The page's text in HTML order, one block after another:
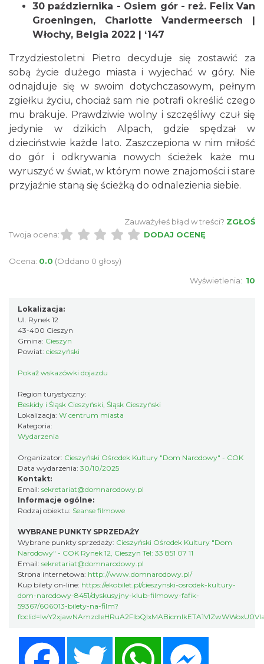
2026-08-09
0.18 km
Cieszyn
2026-08-16
0.18 km
„Daniec kontra Kryszak”
Cieszyn
0.21 km
Spektakl "Tajemnica 16. piętra"
Cieszyn
0.21 km
30 października - Osiem gór - reż. Felix Van
Groeningen, Charlotte Vandermeersch |
Włochy, Belgia 2022 | ‘147
Trzydziestoletni Pietro decyduje się zostawić za
sobą życie dużego miasta i wyjechać w góry. Nie
odnajduje się w swoim dotychczasowym, pełnym
zgiełku życiu, chociaż sam nie potrafi określić czego
mu brakuje. Prawdziwie wolny i szczęśliwy czuł się
jedynie w dzikich Alpach, gdzie spędzał w
dzieciństwie każde lato. Zaszczepiona w nim miłość
do gór i odkrywania nowych ścieżek każe mu
wyruszyć w świat, w którym nowe znajomości i stare
przyjaźnie staną się ścieżką do odnalezienia siebie.
Zauważyłeś błąd w treści? ZGŁOŚ
Twoja ocena:
DODAJ OCENĘ
Ocena: 0.0 (Oddano 0 głosy)
Wyświetlenia: 10
Lokalizacja:
Ul. Rynek 12
43-400 Cieszyn
Gmina: Cieszyn
Powiat: cieszyński
Pokaż wskazówki dojazdu
Region turystyczny:
Beskidy i Śląsk Cieszyński, Śląsk Cieszyński
Lokalizacja: W centrum miasta
Kategoria:
Wydarzenia
Organizator: Cieszyński Ośrodek Kultury "Dom Narodowy" - COK
Data wydarzenia: 30/10/2025
Kontakt:
Email: sekretariat@domnarodowy.pl
Informacje ogólne:
Rodzaj obiektu: Seanse filmowe
WYBRANE PUNKTY SPRZEDAŻY
Wybrane punkty sprzedaży: Cieszyński Ośrodek Kultury "Dom
Narodowy" - COK Rynek 12, Cieszyn Tel: 33 851 07 11
Email: sekretariat@domnarodowy.pl
Strona internetowa: http://www.domnarodowy.pl/
Kup bilety on-line: https://ekobilet.pl/cieszynski-osrodek-kultury-
dom-narodowy-8451/dyskusyjny-klub-filmowy-fafik-
59367/606013-bilety-na-film?
Twitter WhatsApp